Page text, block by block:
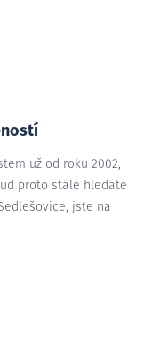
už od roku 2002,
proto stále hledáte
jste na